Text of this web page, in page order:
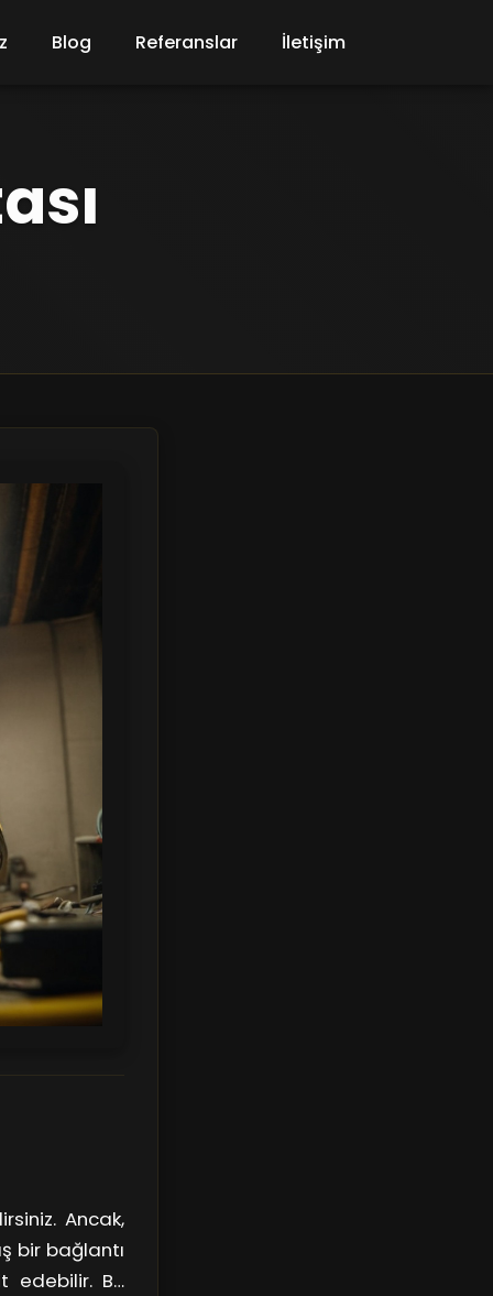
Blog Referanslar İletişim
Ancak,
bir bağlantı
edebilir. Bir